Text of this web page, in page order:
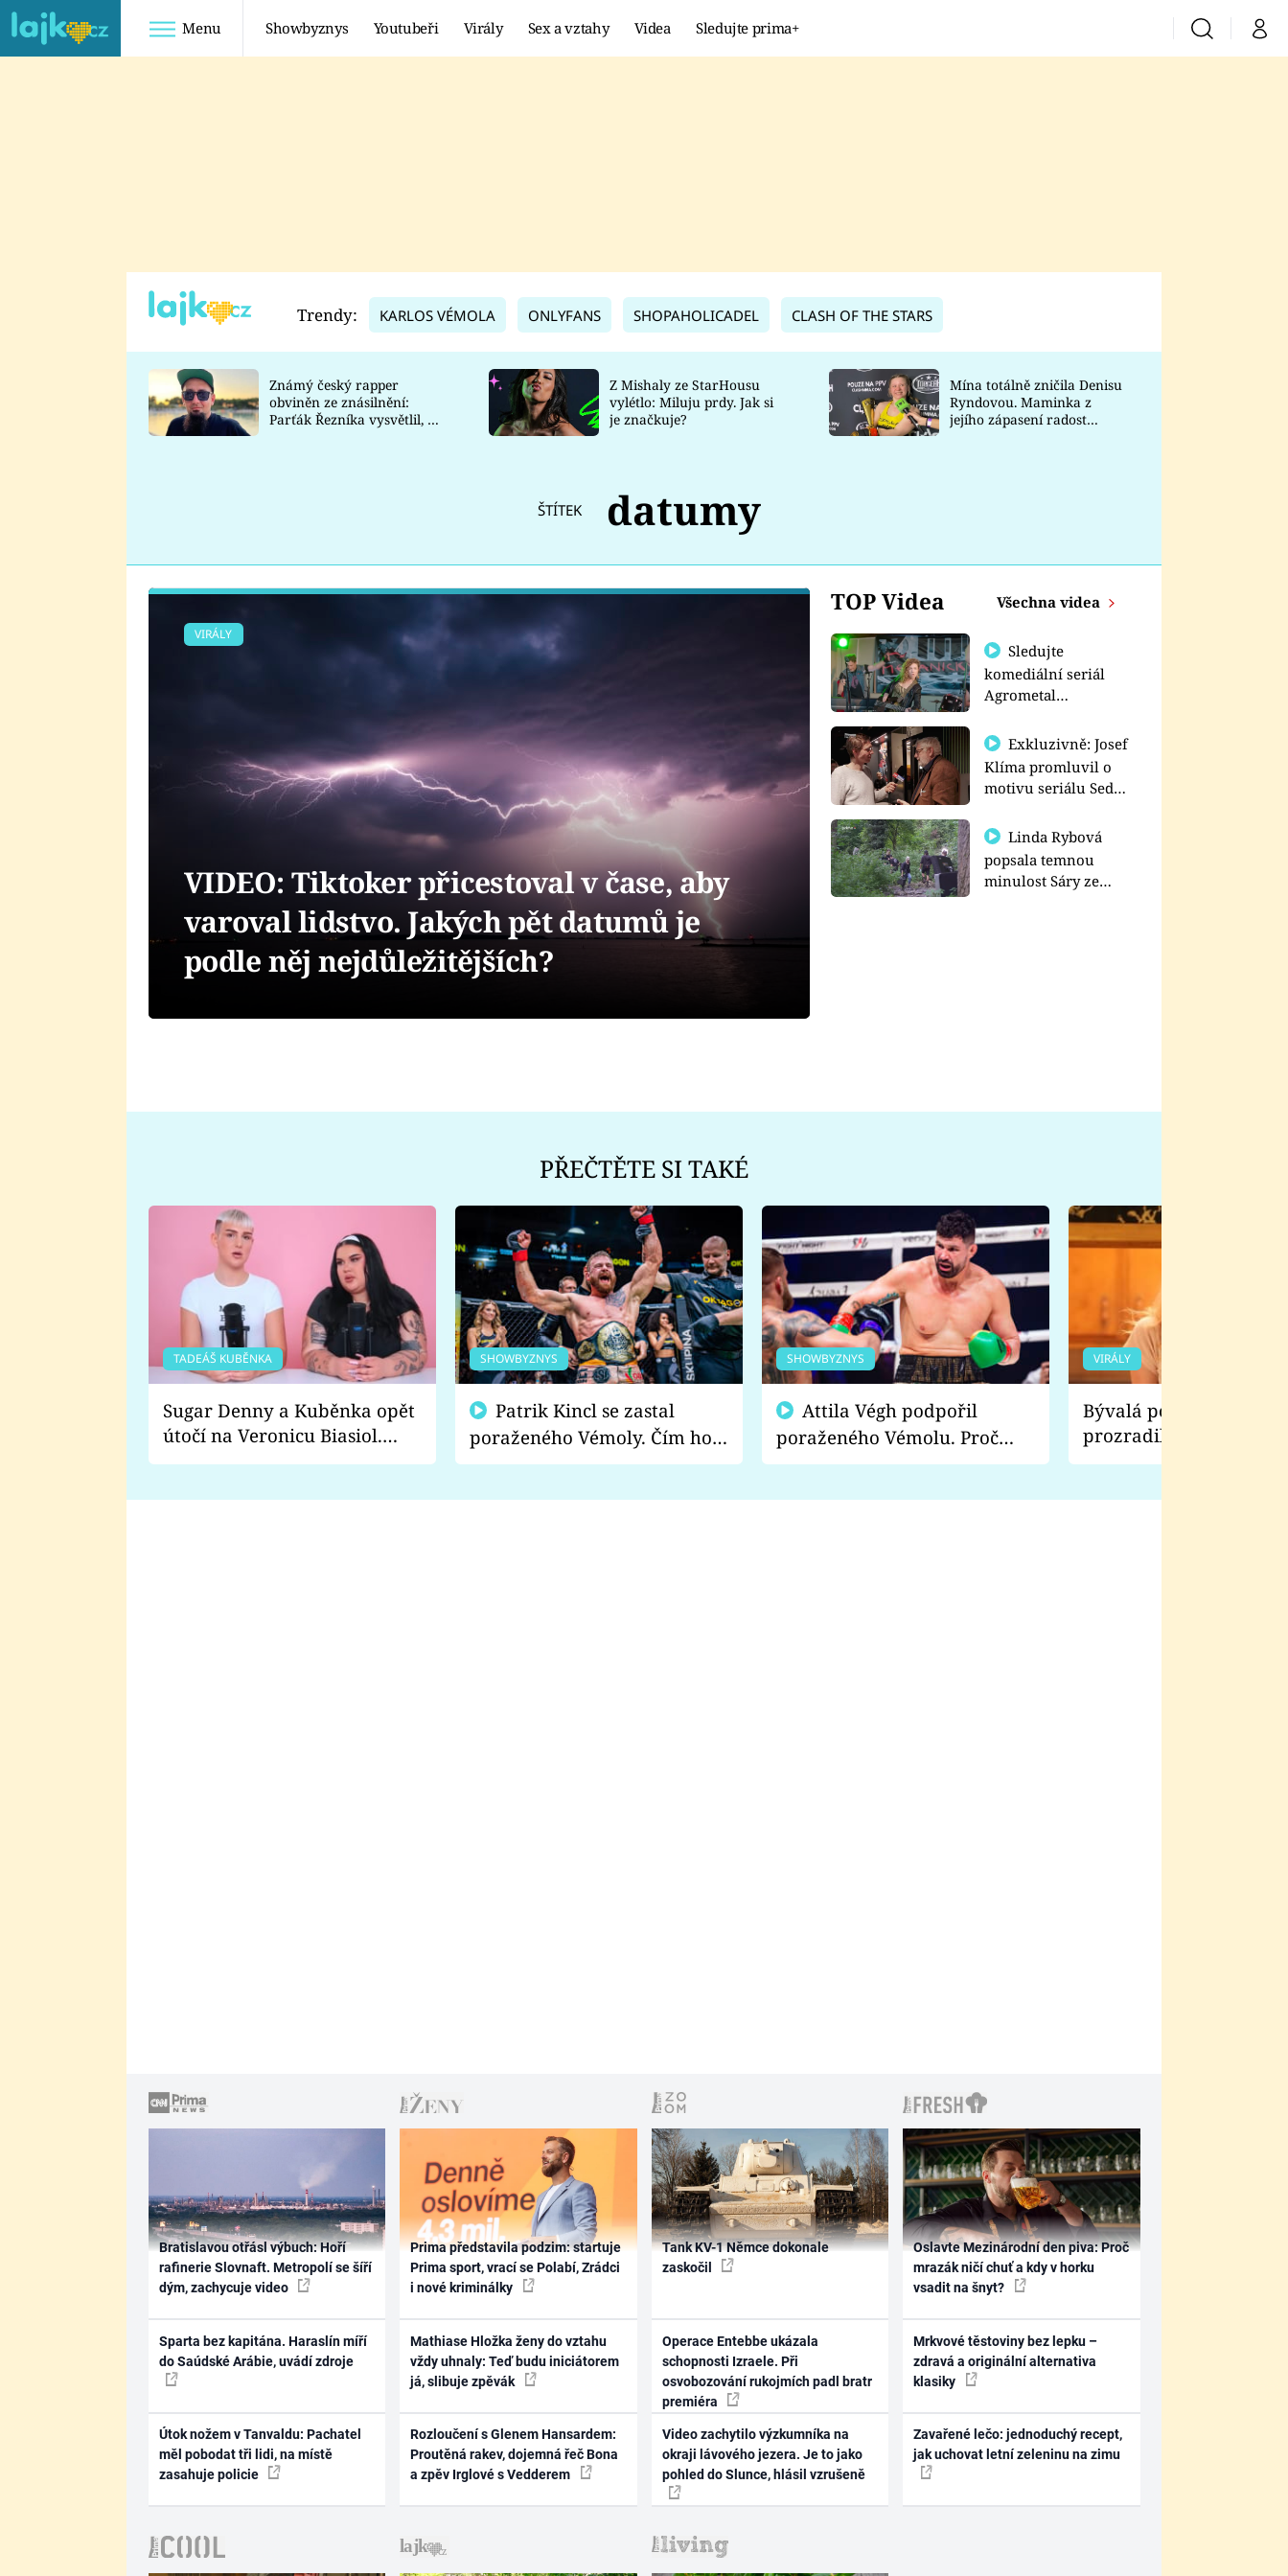
Menu Showbyznys Youtubeři Virály Sex a vztahy Videa Sledujte prima+ VyhledáváníMůj
TADEÁŠ KUBĚNKA
DATEL
Prima Lajk
Sledujte nás
Trendy: KARLOS VÉMOLA ONLYFANS SHOPAHOLICADEL CLASH OF THE STARS
Známý český rapper
obviněn ze znásilnění:
Parťák Řezníka vysvětlil, co
Z Mishaly ze StarHousu
vylétlo: Miluju prdy. Jak si
je značkuje?
Mína totálně zničila Denisu
Ryndovou. Maminka z
jejího zápasení radost
ŠTÍTEK datumy
TOP Videa Všechna videa
Sledujte
komediální seriál
Agrometal
prima+
Exkluzivně: Josef
Klíma promluvil o
motivu seriálu Sedm
Linda Rybová
popsala temnou
minulost Sáry ze
VIRÁLY
VIDEO: Tiktoker přicestoval v čase, aby
varoval lidstvo. Jakých pět datumů je
podle něj nejdůležitějších?
PŘEČTĚTE SI TAKÉ
TADEÁŠ KUBĚNKA
Sugar Denny a Kuběnka opět
útočí na Veronicu Biasiol.
Proč je podle nich falešná a
SHOWBYZNYS
poraženého Vémoly. Čím ho
fanoušci naštvali?
SHOWBYZNYS
poraženého Vémolu. Proč
chce raději zápasit s ním než
VIRÁLY
Bývalá pornoherečka
prozradila, co ji
natáčení Euforie.
Bratislavou otřásl výbuch: Hoří
rafinerie Slovnaft. Metropolí se šíří
dým, zachycuje video
Sparta bez kapitána. Haraslín míří
do Saúdské Arábie, uvádí zdroje
Útok nožem v Tanvaldu: Pachatel
měl pobodat tři lidi, na místě
zasahuje policie
Prima představila podzim: startuje
Prima sport, vrací se Polabí, Zrádci
i nové kriminálky
Mathiase Hložka ženy do vztahu
vždy uhnaly: Teď budu iniciátorem
já, slibuje zpěvák
Rozloučení s Glenem Hansardem:
Proutěná rakev, dojemná řeč Bona
a zpěv Irglové s Vedderem
Tank KV-1 Němce dokonale
zaskočil
Operace Entebbe ukázala
schopnosti Izraele. Při
osvobozování rukojmích padl bratr
premiéra
Video zachytilo výzkumníka na
okraji lávového jezera. Je to jako
pohled do Slunce, hlásil vzrušeně
Oslavte Mezinárodní den piva: Proč
mrazák ničí chuť a kdy v horku
vsadit na šnyt?
Mrkvové těstoviny bez lepku –
zdravá a originální alternativa
klasiky
Zavařené lečo: jednoduchý recept,
jak uchovat letní zeleninu na zimu